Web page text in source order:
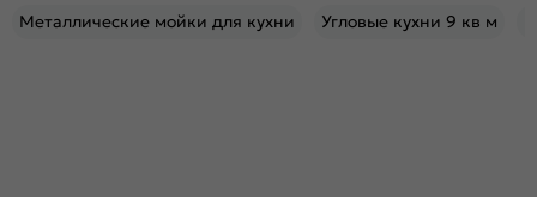
Металлические мойки для кухни Угловые кухни 9 кв м